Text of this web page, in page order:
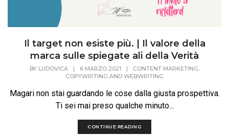
Il target non esiste più. | Il valore della
marca sulle spiegate ali della Verità
BY LUDOVICA | 6 MARZO 2021 | CONTENT MARKETING,
COPYWRITING AND WEBWRITING
Magari non stai guardando le cose dalla giusta prospettiva.
Ti sei mai preso qualche minuto...
CONTINUE READING